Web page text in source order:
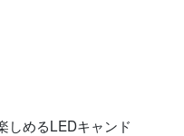
しめるLEDキャンド